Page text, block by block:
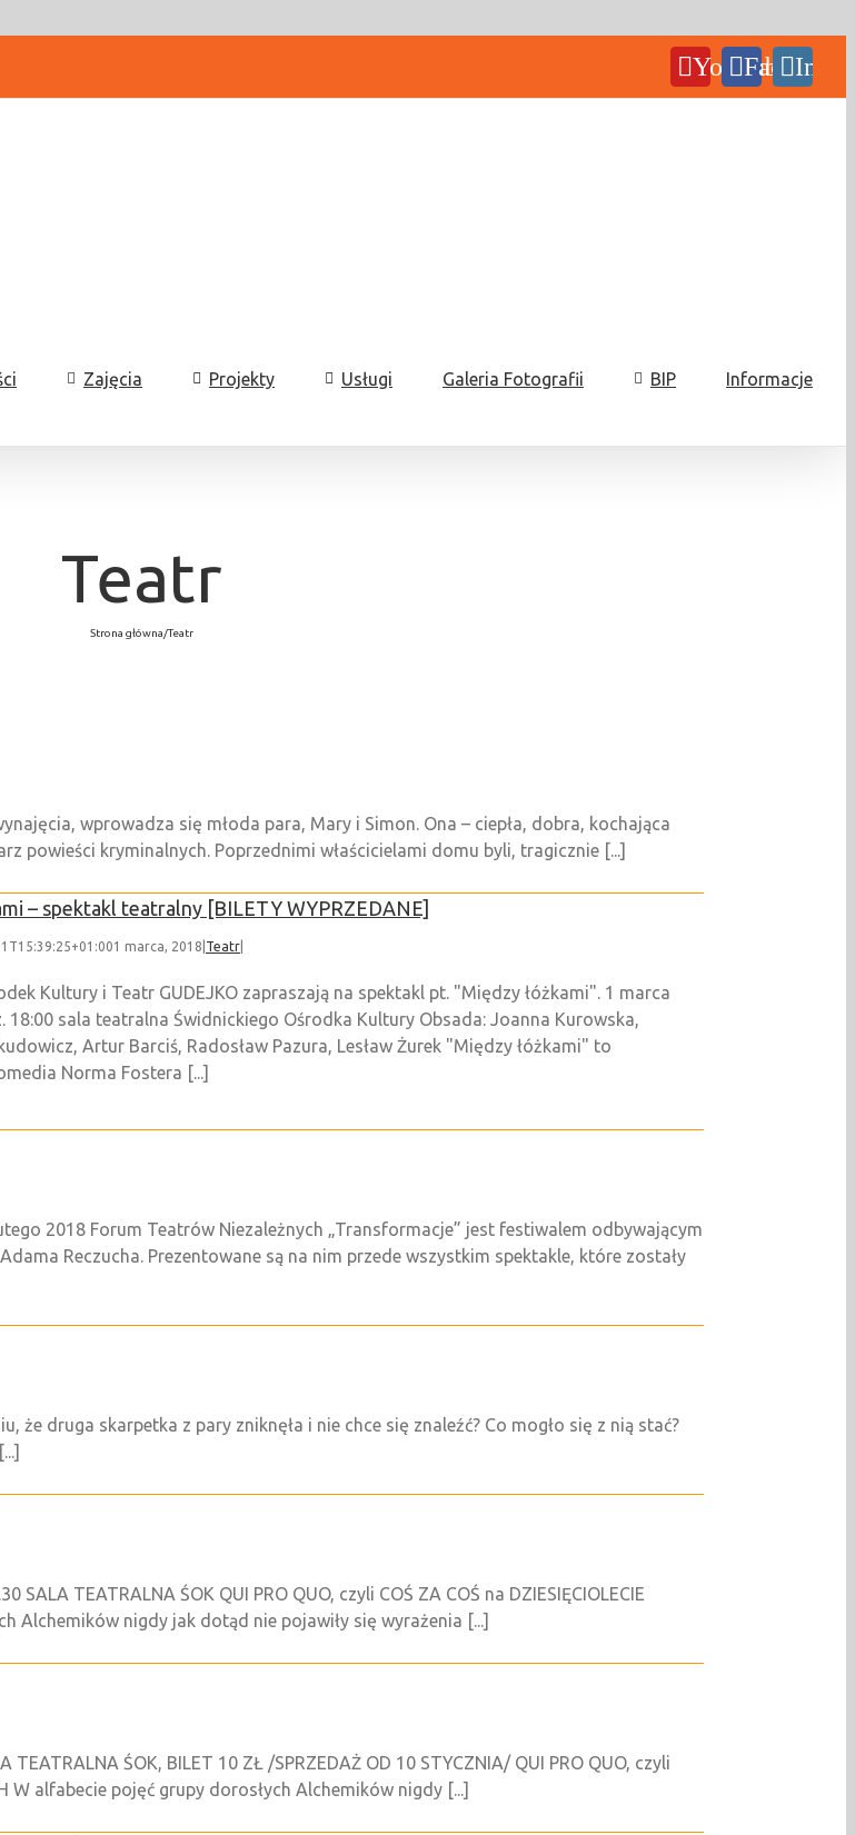
YouTubeFacebook
Zajęcia Projekty Usługi Galeria Fotografii BIP Informacje
Teatr
Strona główna/Teatr
wprowadza się młoda para, Mary i Simon. Ona – ciepła, dobra, kochająca
powieści kryminalnych. Poprzednimi właścicielami domu byli, tragicznie [...]
– spektakl teatralny [BILETY WYPRZEDANE]
1 marca, 2018 Teatr
Kultury i Teatr GUDEJKO zapraszają na spektakl pt. "Między łóżkami". 1 marca
18:00 sala teatralna Świdnickiego Ośrodka Kultury Obsada: Joanna Kurowska,
Artur Barciś, Radosław Pazura, Lesław Żurek "Między łóżkami" to
Norma Fostera [...]
2018 Forum Teatrów Niezależnych „Transformacje” jest festiwalem odbywającym
Reczucha. Prezentowane są na nim przede wszystkim spektakle, które zostały
że druga skarpetka z pary zniknęła i nie chce się znaleźć? Co mogło się z nią stać?
SALA TEATRALNA ŚOK QUI PRO QUO, czyli COŚ ZA COŚ na DZIESIĘCIOLECIE
Alchemików nigdy jak dotąd nie pojawiły się wyrażenia [...]
TEATRALNA ŚOK, BILET 10 ZŁ /SPRZEDAŻ OD 10 STYCZNIA/ QUI PRO QUO, czyli
W alfabecie pojęć grupy dorosłych Alchemików nigdy [...]